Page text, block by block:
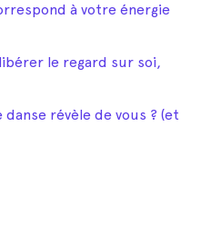
à votre énergie
le regard sur soi,
révèle de vous ? (et